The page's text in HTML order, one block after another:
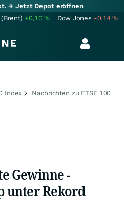
→ Jetzt Depot eröffnen
(Brent) +0,10% Dow Jones -0,14%
Index Nachrichten zu FTSE 100
Gewinne -
unter Rekord